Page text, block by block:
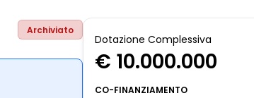
Archiviato
Dotazione Complessiva
€ 10.000.000
CO-FINANZIAMENTO